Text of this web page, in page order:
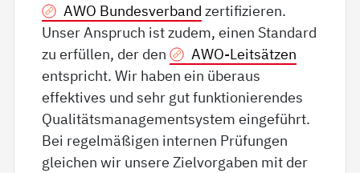
AWO Bundesverband zertifizieren.
Unser Anspruch ist zudem, einen Standard
zu erfüllen, der den
AWO-Leitsätzen
entspricht. Wir haben ein überaus
effektives und sehr gut funktionierendes
Qualitätsmanagementsystem eingeführt.
Bei regelmäßigen internen Prüfungen
gleichen wir unsere Zielvorgaben mit der